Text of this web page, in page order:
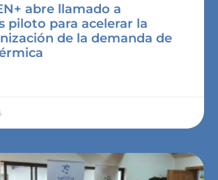
abre llamado a
piloto para acelerar la
de la demanda de